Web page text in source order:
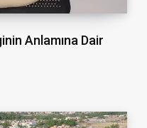
Anlamına Dair